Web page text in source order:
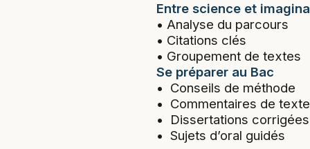
Entre science et
• Analyse du parcours
• Citations clés
• Groupement de textes
Se préparer au Bac
• Conseils de méthode
• Commentaires de
• Dissertations corrigées
• Sujets d’oral guidés